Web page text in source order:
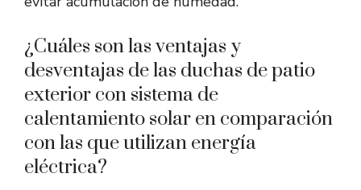
¿Cuáles son las ventajas y
desventajas de las duchas de patio
exterior con sistema de
calentamiento solar en comparación
con las que utilizan energía
eléctrica?